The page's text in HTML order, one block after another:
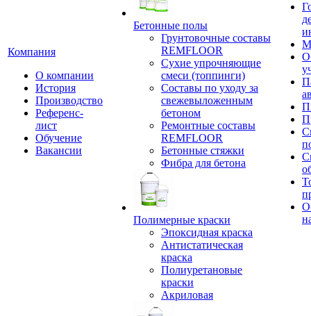
Компания
О компании
История
Производство
Референс-
лист
Обучение
Вакансии
Бетонные полы
Грунтовочные составы
REMFLOOR
Сухие упрочняющие
смеси (топпинги)
Составы по уходу за
свежевыложенным
бетоном
Ремонтные составы
REMFLOOR
Бетонные стяжки
Фибра для бетона
Полимерные краски
Эпоксидная краска
Антистатическая
краска
Полиуретановые
краски
Акриловая